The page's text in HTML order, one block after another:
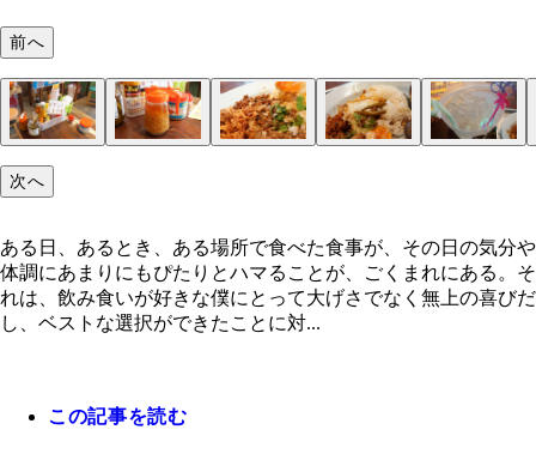
前へ
次へ
ある日、あるとき、ある場所で食べた食事が、その日の気分や
体調にあまりにもぴたりとハマることが、ごくまれにある。そ
れは、飲み食いが好きな僕にとって大げさでなく無上の喜びだ
し、ベストな選択ができたことに対...
この記事を読む